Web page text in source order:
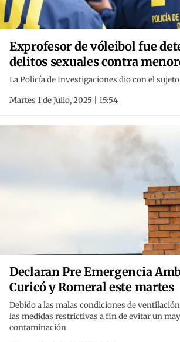
Exprofesor de vóleibol fue
delitos sexuales contra
La Policía de Investigaciones dio con el
Martes 1 de Julio, 2025 | 15:54
Declaran Pre Emergencia
Curicó y Romeral este martes
Debido a las malas condiciones de
las medidas restrictivas a fin de evitar un
contaminación